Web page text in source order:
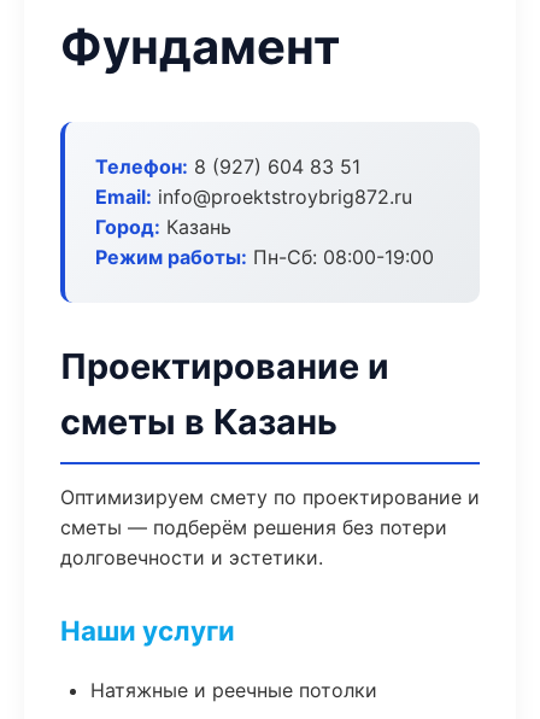
Фундамент
Телефон: 8 (927) 604 83 51
Email: info@proektstroybrig872.ru
Город: Казань
Режим работы: Пн-Сб: 08:00-19:00
Проектирование и
сметы в Казань
Оптимизируем смету по проектирование и
сметы — подберём решения без потери
долговечности и эстетики.
Наши услуги
Натяжные и реечные потолки